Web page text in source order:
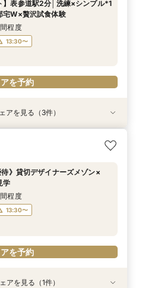
ア
13:30〜
を予約
を予約
を予約
を予約
】表参道駅2分│洗練×シンプル*1
宅W×贅沢試食体験
程度
13:30〜
を予約
が叶う◆安心サポート×豪華特典
13:30〜
を予約
】大人気の最新会場を少人数で
型のフォトジェニックなチャペル
最旬のミニマルウエディングを体
程度
を予約
産牛・トリュフ”五感で愉し
食
13:30〜
を予約
アを見る（3件）
待》貸切デザイナーズメゾン×
学
程度
13:30〜
を予約
アを見る（1件）